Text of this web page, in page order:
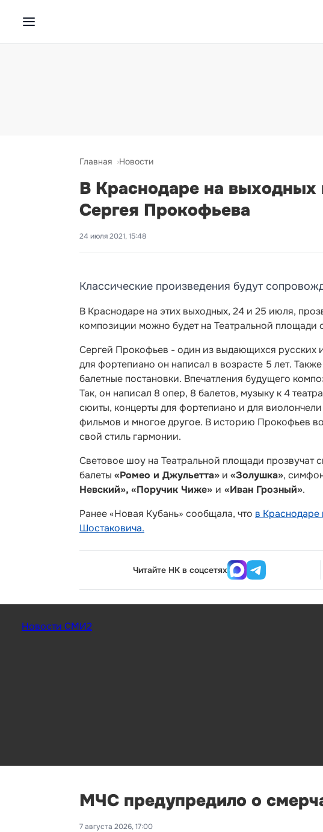
Главная Новости
В Краснодаре на выходных
Сергея Прокофьева
24 июля 2021, 15:48
Классические произведения будут
В Краснодаре на этих выходных, 24 и 25 июля,
композиции можно будет на Театральной площади
Сергей Прокофьев - один из выдающихся русских
для фортепиано он написал в возрасте 5 лет.
балетные постановки. Впечатления будущего
Так, он написал 8 опер, 8 балетов, музыку к 4
сюиты, концерты для фортепиано и для
фильмов и многое другое. В историю Прокофьев
свой стиль гармонии.
Световое шоу на Театральной площади прозвучат
балеты «Ромео и Джульетта» и «Золушка»,
Невский», «Поручик Чиже» и «Иван Грозный».
Ранее «Новая Кубань» сообщала, что в
Шостаковича.
Читайте НК в соцсетях
Новости СМИ2
МЧС предупредило о
7 августа 2026, 17:00